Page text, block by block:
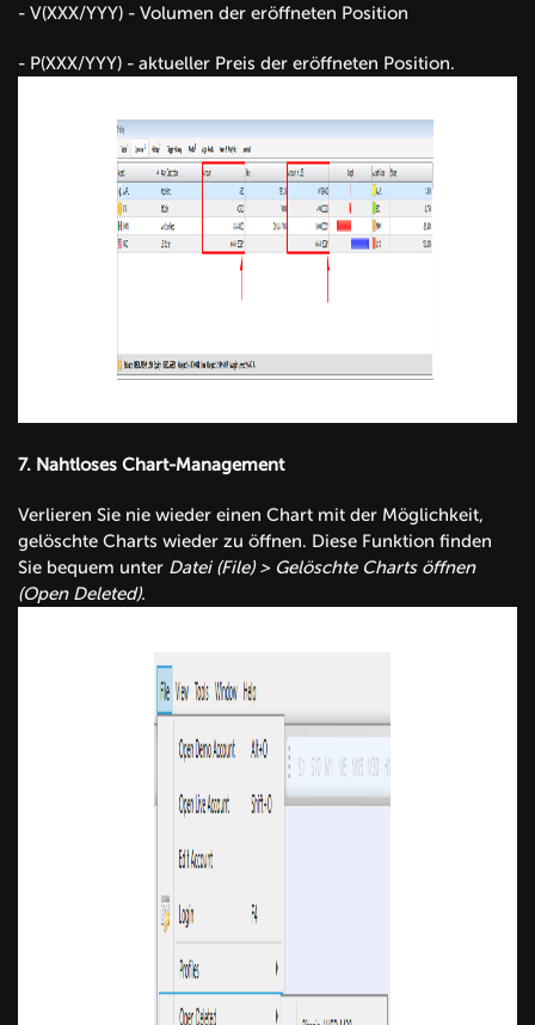
- V(XXX/YYY) - Volumen der eröffneten Position
- P(XXX/YYY) - aktueller Preis der eröffneten Position.
7. Nahtloses Chart-Management
Verlieren Sie nie wieder einen Chart mit der Möglichkeit,
gelöschte Charts wieder zu öffnen. Diese Funktion finden
Sie bequem unter Datei (File) > Gelöschte Charts öffnen
(Open Deleted).